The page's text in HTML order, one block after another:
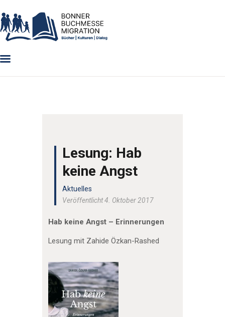
PROGRAMM 2024
ÜBER UNS
AUSSTELLER
Lesung: Hab
keine Angst
Aktuelles
Veröffentlicht 4. Oktober 2017
Hab keine Angst – Erinnerungen
Lesung mit Zahide Özkan-Rashed